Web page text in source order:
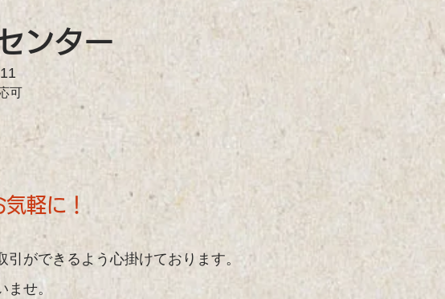
ンター
可​
軽に！
ができるよう心掛けております。
せ。